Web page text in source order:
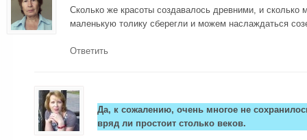
Сколько же красоты создавалось древними, и сколько
маленькую толику сберегли и можем наслаждаться
Ответить
Да, к сожалению, очень многое не
вряд ли простоит столько веков.